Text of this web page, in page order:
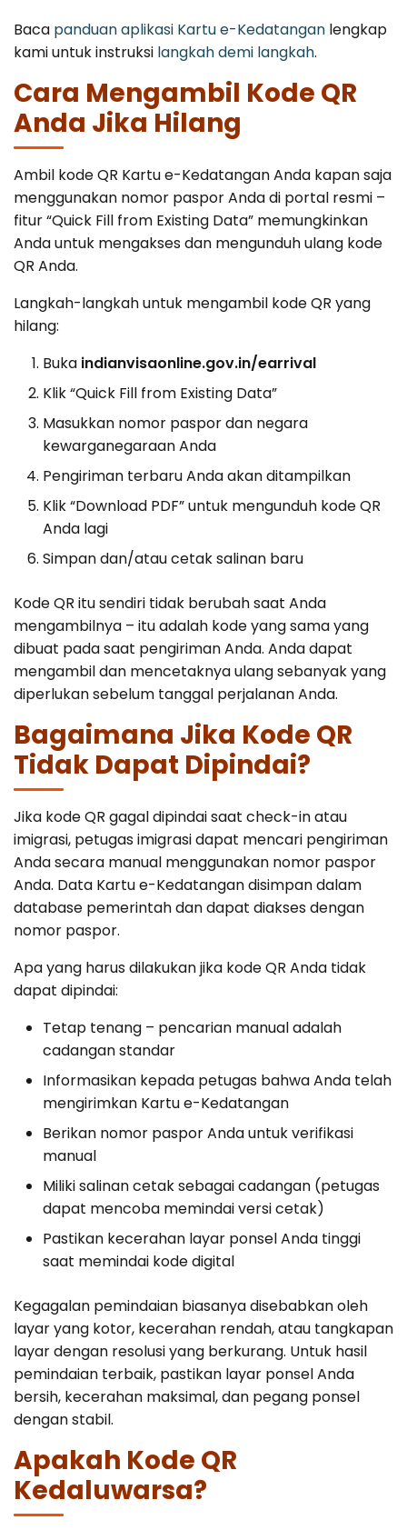
Baca panduan aplikasi Kartu e-Kedatangan lengkap
kami untuk instruksi langkah demi langkah.
Cara Mengambil Kode QR
Anda Jika Hilang
Ambil kode QR Kartu e-Kedatangan Anda kapan saja
menggunakan nomor paspor Anda di portal resmi –
fitur “Quick Fill from Existing Data” memungkinkan
Anda untuk mengakses dan mengunduh ulang kode
QR Anda.
Langkah-langkah untuk mengambil kode QR yang
hilang:
Buka indianvisaonline.gov.in/earrival
Klik “Quick Fill from Existing Data”
Masukkan nomor paspor dan negara
kewarganegaraan Anda
Pengiriman terbaru Anda akan ditampilkan
Klik “Download PDF” untuk mengunduh kode QR
Anda lagi
Simpan dan/atau cetak salinan baru
Kode QR itu sendiri tidak berubah saat Anda
mengambilnya – itu adalah kode yang sama yang
dibuat pada saat pengiriman Anda. Anda dapat
mengambil dan mencetaknya ulang sebanyak yang
diperlukan sebelum tanggal perjalanan Anda.
Bagaimana Jika Kode QR
Tidak Dapat Dipindai?
Jika kode QR gagal dipindai saat check-in atau
imigrasi, petugas imigrasi dapat mencari pengiriman
Anda secara manual menggunakan nomor paspor
Anda. Data Kartu e-Kedatangan disimpan dalam
database pemerintah dan dapat diakses dengan
nomor paspor.
Apa yang harus dilakukan jika kode QR Anda tidak
dapat dipindai:
Tetap tenang – pencarian manual adalah
cadangan standar
Informasikan kepada petugas bahwa Anda telah
mengirimkan Kartu e-Kedatangan
Berikan nomor paspor Anda untuk verifikasi
manual
Miliki salinan cetak sebagai cadangan (petugas
dapat mencoba memindai versi cetak)
Pastikan kecerahan layar ponsel Anda tinggi
saat memindai kode digital
Kegagalan pemindaian biasanya disebabkan oleh
layar yang kotor, kecerahan rendah, atau tangkapan
layar dengan resolusi yang berkurang. Untuk hasil
pemindaian terbaik, pastikan layar ponsel Anda
bersih, kecerahan maksimal, dan pegang ponsel
dengan stabil.
Apakah Kode QR
Kedaluwarsa?